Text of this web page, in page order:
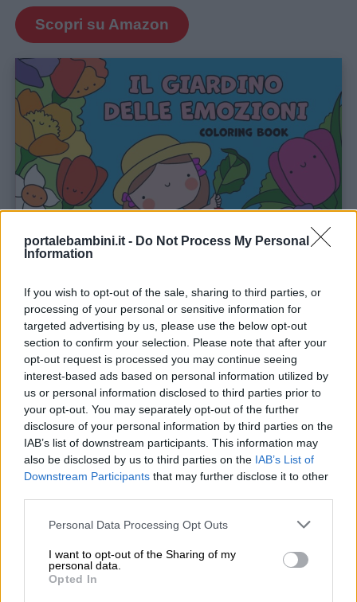
portalebambini.it - Do Not Process My Personal
Information
If you wish to opt-out of the sale, sharing to third parties, or
processing of your personal or sensitive information for
targeted advertising by us, please use the below opt-out
section to confirm your selection. Please note that after your
opt-out request is processed you may continue seeing
interest-based ads based on personal information utilized by
us or personal information disclosed to third parties prior to
your opt-out. You may separately opt-out of the further
disclosure of your personal information by third parties on the
IAB’s list of downstream participants. This information may
also be disclosed by us to third parties on the IAB’s List of
Downstream Participants that may further disclose it to other
Personal Data Processing Opt Outs
I want to opt-out of the Sharing of my
personal data.
Opted In
Scopri su Amazon